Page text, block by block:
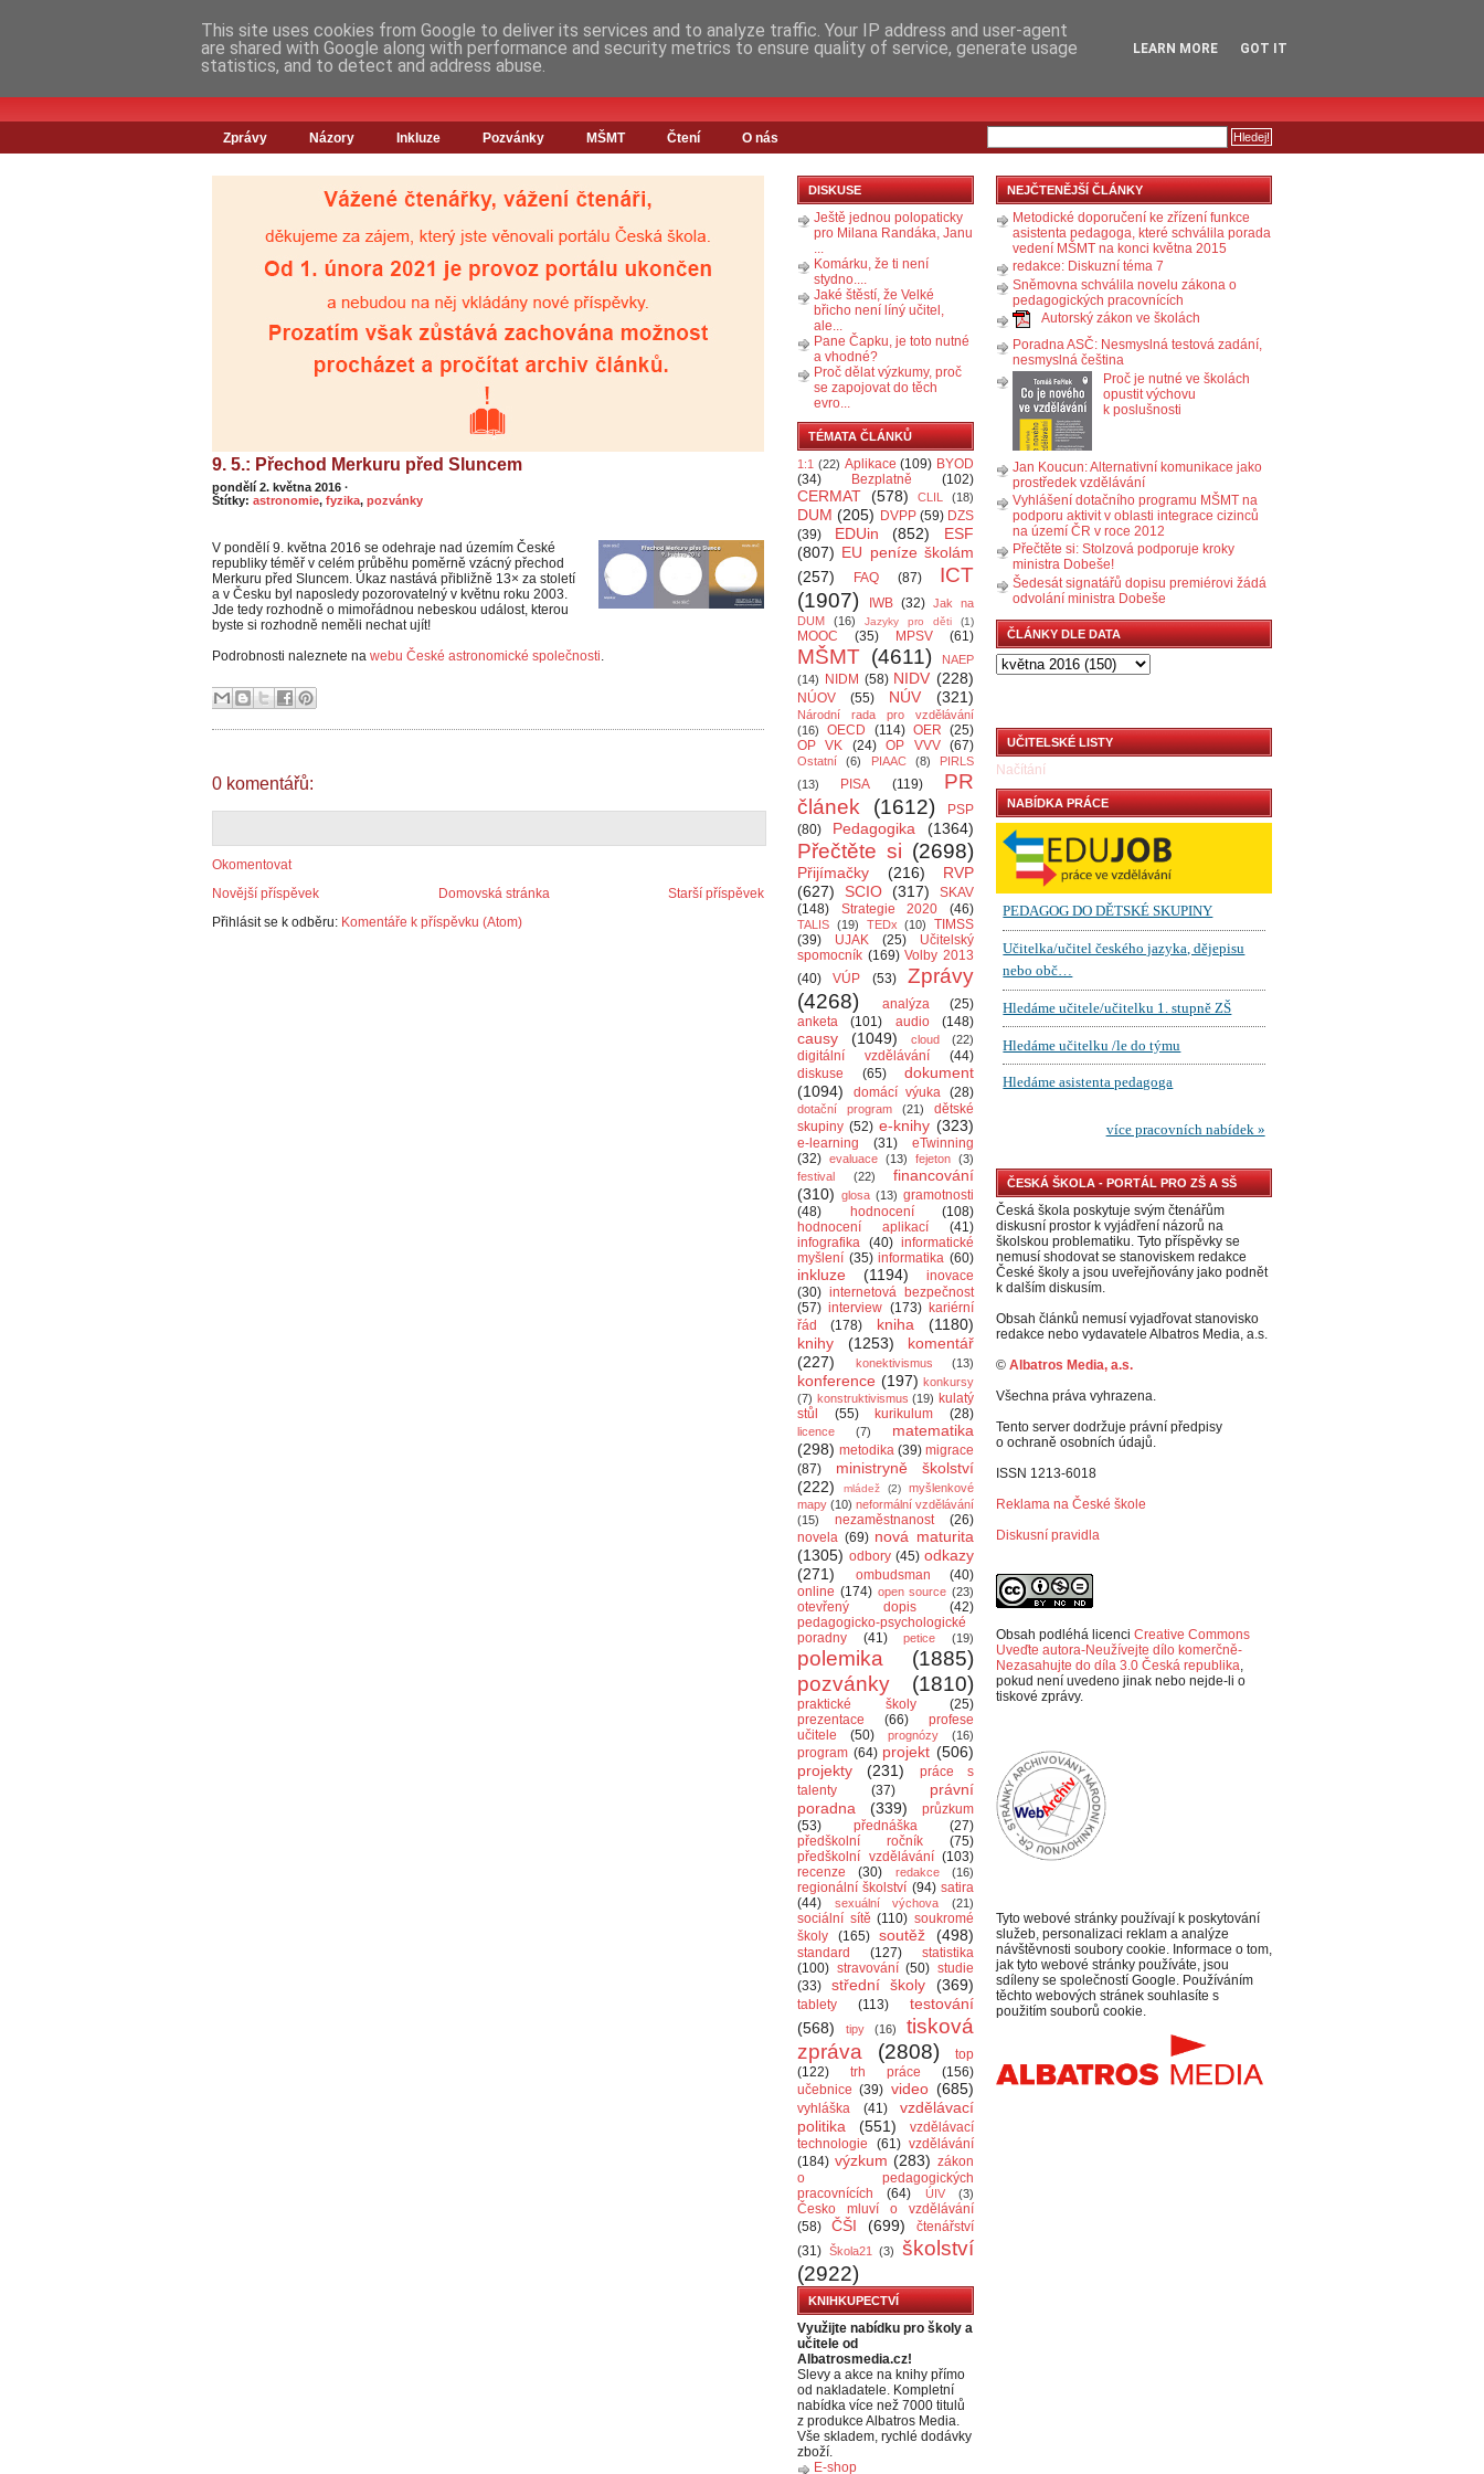
Zprávy Názory Inkluze Pozvánky MŠMT Čtení O nás
9. 5.: Přechod Merkuru před Sluncem
pondělí 2. května 2016 ·
Štítky: astronomie, fyzika, pozvánky
V pondělí 9. května 2016 se odehraje nad územím České
republiky téměř v celém průběhu poměrně vzácný přechod
Merkuru před Sluncem. Úkaz nastává přibližně 13× za století
a v Česku byl naposledy pozorovatelný v květnu roku 2003.
Jde tedy rozhodně o mimořádnou nebeskou událost, kterou
byste si rozhodně neměli nechat ujít!
Podrobnosti naleznete na webu České astronomické společnosti.
0 komentářů:
Okomentovat
Novější příspěvek
Starší příspěvek
Domovská stránka
Přihlásit se k odběru: Komentáře k příspěvku (Atom)
DISKUSE
Ještě jednou polopaticky
pro Milana Randáka, Janu
...
Komárku, že ti není
stydno....
Jaké štěstí, že Velké
břicho není líný učitel,
ale...
Pane Čapku, je toto nutné
a vhodné?
Proč dělat výzkumy, proč
se zapojovat do těch
evro...
TÉMATA ČLÁNKŮ
1:1 (22) Aplikace (109) BYOD
(34)
Bezplatně (102)
CERMAT (578) CLIL (18)
DUM (205) DVPP (59) DZS
(39)
EDUin (852)
ESF
(807) EU peníze školám
(257)
FAQ (87)
ICT
(1907)
IWB (32) Jak na
DUM
(16) Jazyky pro děti (1)
MOOC (35) MPSV (61)
MŠMT (4611)
NAEP
(14)
NIDM (58) NIDV (228)
NÚOV (55) NÚV (321)
Národní rada pro vzdělávání
(16)
OECD (114) OER (25)
OP VK
(24) OP VVV (67)
Ostatní (6) PIAAC (8)
PIRLS
(13)
PISA (119)
PR
článek
(1612)
PSP
(80)
Pedagogika (1364)
Přečtěte si (2698)
Přijímačky (216)
RVP
(627)
SCIO (317)
SKAV
(148)
Strategie 2020 (46)
TALIS (19) TEDx (10)
TIMSS
(39)
UJAK (25)
Učitelský
spomocník (169) Volby 2013
(40)
VÚP (53)
Zprávy
(4268)
analýza
(25)
anketa
(101) audio (148)
causy (1049) cloud (22)
digitální vzdělávání
(44)
diskuse
(65)
dokument
(1094)
domácí výuka (28)
dotační program (21)
dětské
skupiny (52) e-knihy (323)
e-learning (31)
eTwinning
(32) evaluace (13) fejeton (3)
festival
(22)
financování
(310) glosa (13) gramotnosti
(48)
hodnocení
(108)
hodnocení aplikací
(41)
infografika (40) informatické
myšlení (35) informatika (60)
inkluze (1194)
inovace
(30) internetová bezpečnost
(57) interview (173) kariérní
řád
(178) kniha
(1180)
knihy
(1253)
komentář
(227)
konektivismus (13)
konference (197) konkursy
(7) konstruktivismus (19) kulatý
stůl
(55) kurikulum (28)
licence (7)
matematika
(298) metodika (39) migrace
(87)
ministryně školství
(222)
mládež (2)
myšlenkové
mapy (10) neformální vzdělávání
(15)
nezaměstnanost
(26)
novela (69) nová maturita
(1305) odbory (45) odkazy
(271)
ombudsman
(40)
online (174) open source (23)
otevřený dopis
(42)
pedagogicko-psychologické
poradny
(41) petice (19)
polemika
(1885)
pozvánky
(1810)
praktické školy
(25)
prezentace
(66)
profese
učitele
(50) prognózy (16)
program (64) projekt (506)
projekty
(231)
práce s
talenty
(37)
právní
poradna
(339)
průzkum
(53)
přednáška
(27)
předškolní ročník
(75)
předškolní vzdělávání (103)
recenze
(30) redakce (16)
regionální školství (94) satira
(44)
sexuální výchova (21)
sociální sítě (110) soukromé
školy
(165) soutěž (498)
standard (127)
statistika
(100) stravování (50) studie
(33)
střední školy (369)
tablety (113)
testování
(568)
tipy (16)
tisková
zpráva
(2808)
top
(122)
trh práce
(156)
učebnice (39) video (685)
vyhláška (41)
vzdělávací
politika
(551)
vzdělávací
technologie
(61) vzdělávání
(184) výzkum (283) zákon
o pedagogických
pracovnících
(64) ÚIV (3)
Česko mluví o vzdělávání
(58)
ČŠI (699)
čtenářství
(31) Škola21 (3)
školství
(2922)
KNIHKUPECTVÍ
Využijte nabídku pro školy a
učitele od
Albatrosmedia.cz!
Slevy a akce na knihy přímo
od nakladatele. Kompletní
nabídka více než 7000 titulů
z produkce Albatros Media.
Vše skladem, rychlé dodávky
zboží.
E-shop
NEJČTENĚJŠÍ ČLÁNKY
Metodické doporučení ke zřízení funkce
asistenta pedagoga, které schválila porada
vedení MŠMT na konci května 2015
redakce: Diskuzní téma 7
Sněmovna schválila novelu zákona o
pedagogických pracovnících
Autorský zákon ve školách
Poradna ASČ: Nesmyslná testová zadání,
nesmyslná čeština
Proč je nutné ve školách
opustit výchovu
k poslušnosti
Jan Koucun: Alternativní komunikace jako
prostředek vzdělávání
Vyhlášení dotačního programu MŠMT na
podporu aktivit v oblasti integrace cizinců
na území ČR v roce 2012
Přečtěte si: Stolzová podporuje kroky
ministra Dobeše!
Šedesát signatářů dopisu premiérovi žádá
odvolání ministra Dobeše
ČLÁNKY DLE DATA
UČITELSKÉ LISTY
Načítání
NABÍDKA PRÁCE
ČESKÁ ŠKOLA - PORTÁL PRO ZŠ A SŠ
Česká škola poskytuje svým čtenářům
diskusní prostor k vyjádření názorů na
školskou problematiku. Tyto příspěvky se
nemusí shodovat se stanoviskem redakce
České školy a jsou uveřejňovány jako podnět
k dalším diskusím.
Obsah článků nemusí vyjadřovat stanovisko
redakce nebo vydavatele Albatros Media, a.s.
© Albatros Media, a.s.
Všechna práva vyhrazena.
Tento server dodržuje právní předpisy
o ochraně osobních údajů.
ISSN 1213-6018
Reklama na České škole
Diskusní pravidla
Obsah podléhá licenci Creative Commons
Uveďte autora-Neužívejte dílo komerčně-
Nezasahujte do díla 3.0 Česká republika,
pokud není uvedeno jinak nebo nejde-li o
tiskové zprávy.
Tyto webové stránky používají k poskytování
služeb, personalizaci reklam a analýze
návštěvnosti soubory cookie. Informace o tom,
jak tyto webové stránky používáte, jsou
sdíleny se společností Google. Používáním
těchto webových stránek souhlasíte s
použitím souborů cookie.
This site uses cookies from Google to deliver its services and to analyze traffic. Your IP address and user-agent
are shared with Google along with performance and security metrics to ensure quality of service, generate usage
statistics, and to detect and address abuse.
LEARN MORE GOT IT